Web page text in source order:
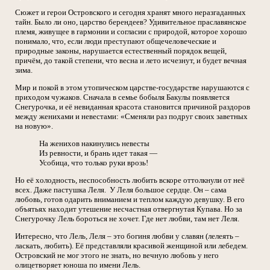
Сюжет и герои Островского и сегодня хранят много неразгаданных
тайн. Было ли оно, царство берендеев? Удивительное праславянское
племя, живущее в гармонии и согласии с природой, которое хорошо
понимало, что, если люди преступают общечеловеческие и
природные законы, нарушается естественный порядок вещей,
причём, до такой степени, что весна и лето исчезнут, и будет вечная
зима.
Мир и покой в этом утопическом царстве-государстве нарушаются с
приходом чужаков. Сначала в семье бобыля Бакулы появляется
Снегурочка, и её невиданная красота становится причиной раздоров
между женихами и невестами: «Сменяли раз подруг своих заветных
на новую».
На женихов накинулись невесты
Из ревности, и брань идет такая —
Усобица, что только руки врозь!
Но её холодность, неспособность любить вскоре оттолкнули от неё
всех. Даже пастушка Леля. У Леля большое сердце. Он – сама
любовь, готов одарить вниманием и теплом каждую девушку. В его
объятьях находит утешение несчастная отвергнутая Купава. Но за
Снегурочку Лель бороться не хочет. Где нет любви, там нет Леля.
Интересно, что Лель, Леля – это богиня любви у славян (лелеять –
ласкать, любить). Её представляли красивой женщиной или лебедем.
Островский не мог этого не знать, но вечную любовь у него
олицетворяет юноша по имени Лель.